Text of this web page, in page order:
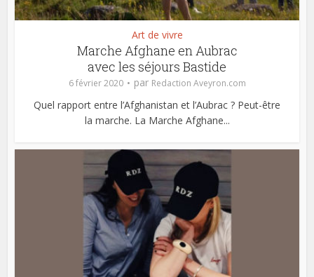
Art de vivre
Marche Afghane en Aubrac
avec les séjours Bastide
6 février 2020 par Redaction Aveyron.com
Quel rapport entre l’Afghanistan et l’Aubrac ? Peut-être
la marche. La Marche Afghane...